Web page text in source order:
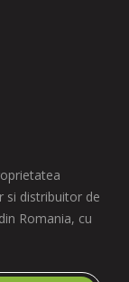
si distribuitor de
Romania, cu